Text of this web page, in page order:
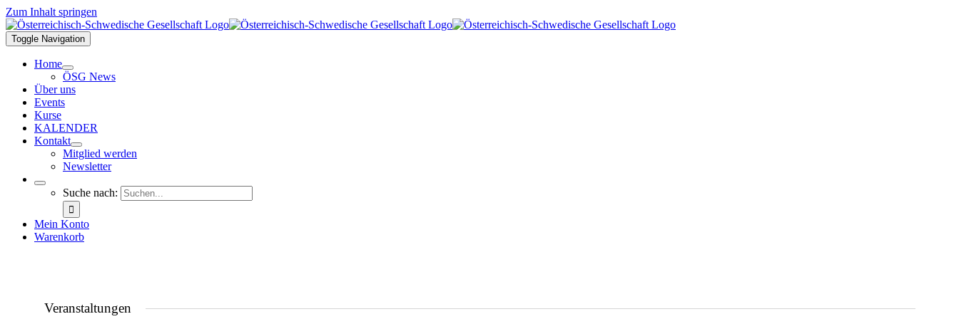
Zum Inhalt springen
Toggle Navigation
Home
ÖSG News
Über uns
Events
Kurse
KALENDER
Kontakt
Mitglied werden
Newsletter
Suche nach:
Mein Konto
Warenkorb
Veranstaltungen